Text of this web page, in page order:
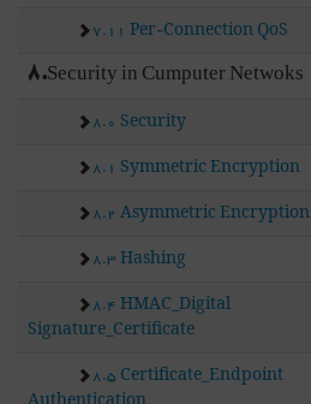
7.11 Per-Connection QoS
8.Security in Cumputer Netwoks
8.0 Security
8.1 Symmetric Encryption
8.2 Asymmetric Encryption
8.3 Hashing
8.4 HMAC_Digital
Signature_Certificate
8.5 Certificate_Endpoint